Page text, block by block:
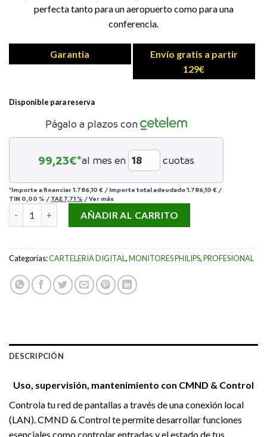
perfecta tanto para un aeropuerto como para una
conferencia.
Garantia
Envío gratis a partir
129€
Disponible para reserva
Págalo a plazos con
99,23€*al mes en cuotas
*Importe a financiar1.786,10 € / Importe total adeudado1.786,10 € /
TIN 0,00 % / TAE 7,71 % /Ver más
MONITOR PHILIPS 49BDL3005X/00 cantidad
AÑADIR AL CARRITO
Categorías:CARTELERIA DIGITAL,MONITORES PHILIPS,PROFESIONAL
DESCRIPCIÓN
Uso, supervisión, mantenimiento con CMND & Control
Controla tu red de pantallas a través de una conexión local
(LAN). CMND & Control te permite desarrollar funciones
esenciales como controlar entradas y el estado de tus